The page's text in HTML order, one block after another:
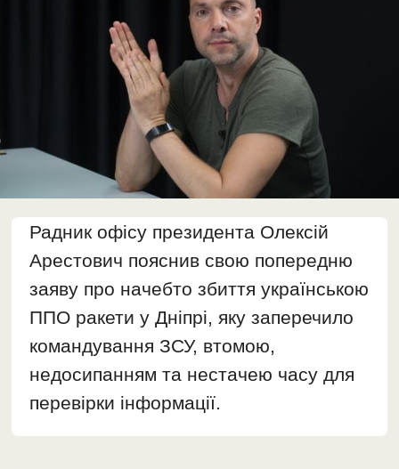
Радник офісу президента Олексій
Арестович пояснив свою попередню
заяву про начебто збиття українською
ППО ракети у Дніпрі, яку заперечило
командування ЗСУ, втомою,
недосипанням та нестачею часу для
перевірки інформації.